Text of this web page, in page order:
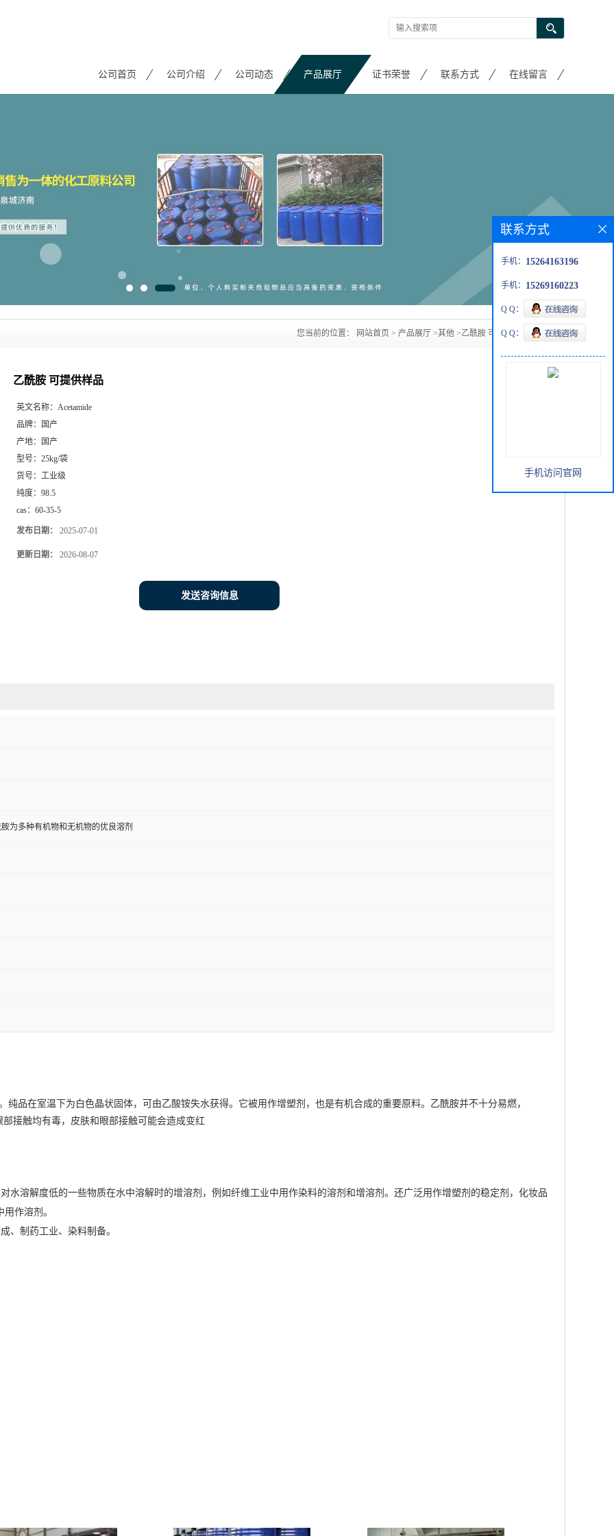
公司首页 公司介绍 公司动态 产品展厅 证书荣誉 联系方式 在线留言
您当前的位置： 网站首页 > 产品展厅 >其他 >乙酰胺 可提供样品
乙酰胺 可提供样品
英文名称： Acetamide
品牌：
国产
产地：
国产
型号： 25kg/袋
货号： 工业级
纯度： 98.5
cas： 60-35-5
发布日期： 2025-07-01
更新日期： 2026-08-07
发送咨询信息
为多种有机物和无机物的优良溶剂
品在室温下为白色晶状固体，可由乙酸铵失水获得。它被用作增塑剂，也是有机合成的重要原料。乙酰胺并不十分易燃，
接触均有毒，皮肤和眼部接触可能会造成变红
水溶解度低的一些物质在水中溶解时的增溶剂，例如纤维工业中用作染料的溶剂和增溶剂。还广泛用作增塑剂的稳定剂，化妆品
作溶剂。
、制药工业、染料制备。
联系方式
手机： 15264163196
手机： 15269160223
Q Q：
Q Q：
手机访问官网